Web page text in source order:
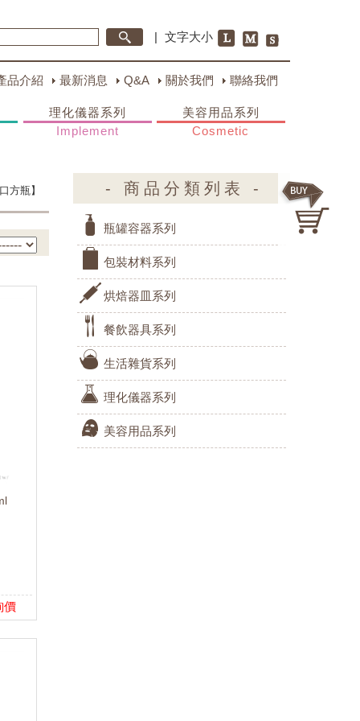
| 文字大小
品介紹 最新消息 Q&A 關於我們 聯絡我們
理化儀器系列
Implement
美容用品系列
Cosmetic
方瓶】
價
- 商品分類列表 -
瓶罐容器系列
包裝材料系列
烘焙器皿系列
餐飲器具系列
生活雜貨系列
理化儀器系列
美容用品系列